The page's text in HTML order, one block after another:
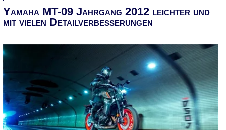
Volltreffer. Sie standen im Jahr 2018
auf Platz 2 (MT-07), respektive Pl ...
Yamaha MT-09 Jahrgang 2012 leichter und
mit vielen Detailverbesserungen